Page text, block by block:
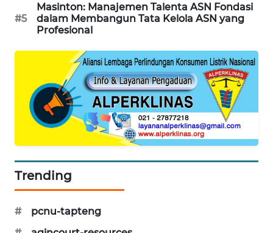
#5
Masinton: Manajemen Talenta ASN Fondasi
dalam Membangun Tata Kelola ASN yang
Profesional
Trending
#
pcnu-tapteng
JURNAL
NEWS
GARONGGANG
NEWS
FISUELRI
ID
ENERGI
NEWS